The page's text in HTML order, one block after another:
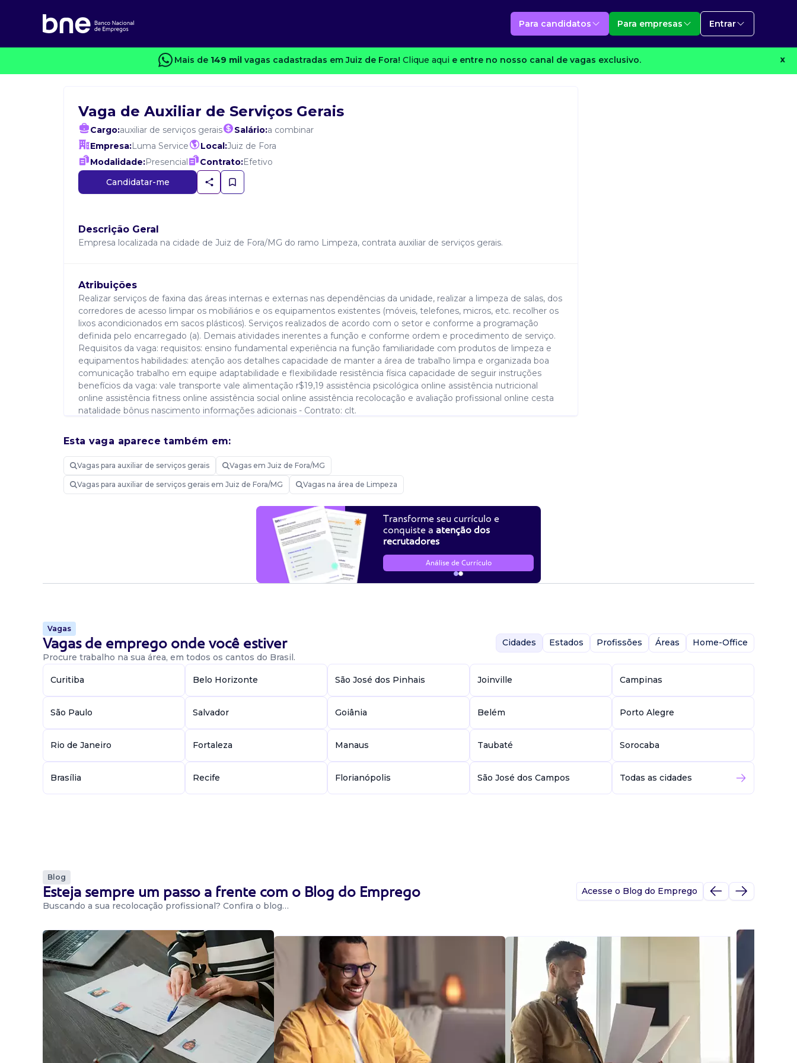
Para candidatos Para empresas Entrar
Mais de 149 milvagas cadastradas em Juiz de Fora! Clique aqui e entre no nosso canal de vagas exclusivo. X
Vaga de Auxiliar de Serviços Gerais
Cargo:auxiliar de serviços gerais Salário:a combinar
Empresa:Luma Service Local:Juiz de Fora
Modalidade:Presencial Contrato:Efetivo
Candidatar-me
Descrição Geral
Empresa localizada na cidade de Juiz de Fora/MG do ramo Limpeza, contrata auxiliar de serviços gerais.
Atribuições
Realizar serviços de faxina das áreas internas e externas nas dependências da unidade, realizar a limpeza de salas, dos
corredores de acesso limpar os mobiliários e os equipamentos existentes (móveis, telefones, micros, etc. recolher os
lixos acondicionados em sacos plásticos). Serviços realizados de acordo com o setor e conforme a programação
definida pelo encarregado (a). Demais atividades inerentes a função e conforme ordem e procedimento de serviço.
Requisitos da vaga: requisitos: ensino fundamental experiência na função familiaridade com produtos de limpeza e
equipamentos habilidades: atenção aos detalhes capacidade de manter a área de trabalho limpa e organizada boa
comunicação trabalho em equipe adaptabilidade e flexibilidade resistência física capacidade de seguir instruções
benefícios da vaga: vale transporte vale alimentação r$19,19 assistência psicológica online assistência nutricional
online assistência fitness online assistência social online assistência recolocação e avaliação profissional online cesta
natalidade bônus nascimento informações adicionais - Contrato: clt.
Saiba mais sobre auxiliar de serviços gerais
Esta vaga aparece também em:
Vagas para auxiliar de serviços gerais Vagas em Juiz de Fora/MG
Vagas para auxiliar de serviços gerais em Juiz de Fora/MG Vagas na área de Limpeza
Transforme seu currículo e
conquiste a atenção dos
recrutadores
Análise de Currículo
Vagas
Vagas de emprego onde você estiver
Procure trabalho na sua área, em todos os cantos do Brasil.
Cidades Estados Profissões Áreas Home-Office
Curitiba Belo Horizonte São José dos Pinhais Joinville Campinas
São Paulo Salvador Goiânia Belém Porto Alegre
Rio de Janeiro Fortaleza Manaus Taubaté Sorocaba
Brasília Recife Florianópolis São José dos Campos Todas as cidades
Blog
Esteja sempre um passo a frente com o Blog do Emprego
Buscando a sua recolocação profissional? Confira o blog…
Acesse o Blog do Emprego